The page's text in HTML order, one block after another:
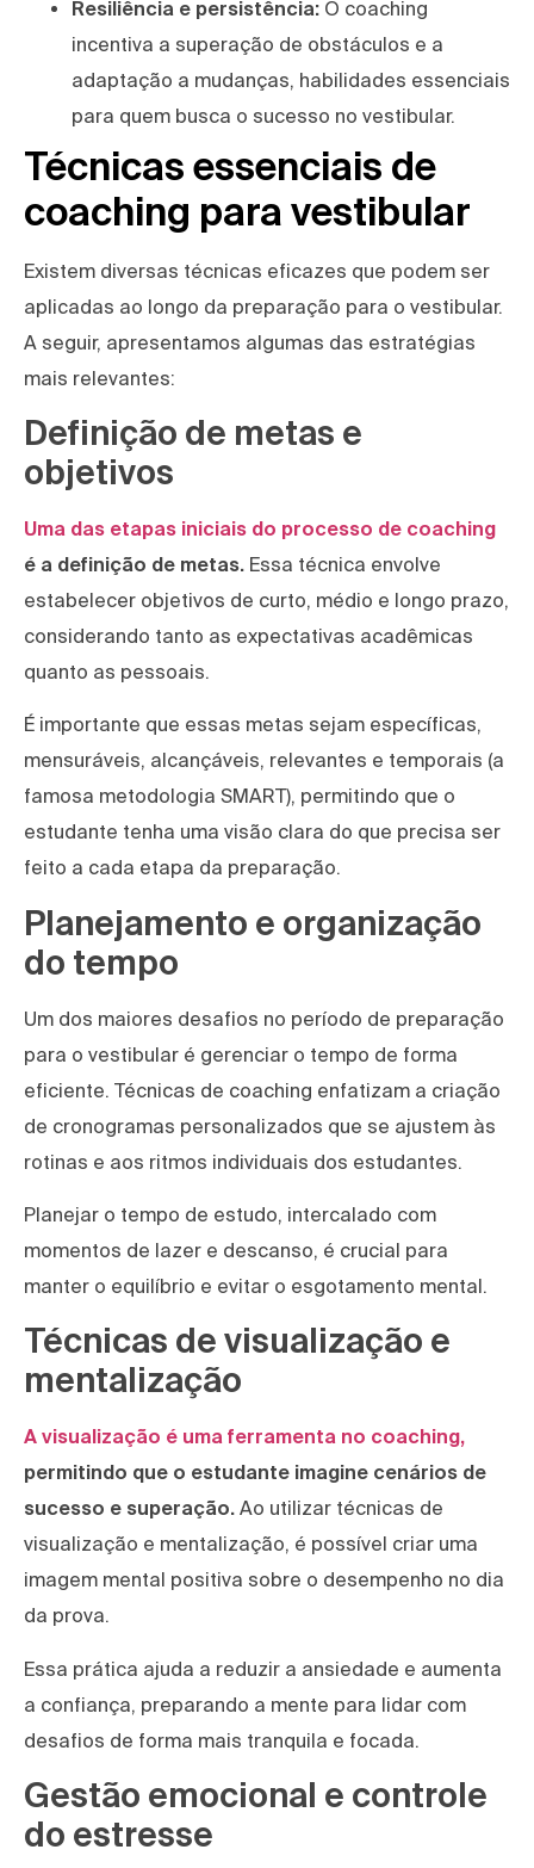
Resiliência e persistência: O coaching
incentiva a superação de obstáculos e a
adaptação a mudanças, habilidades essenciais
para quem busca o sucesso no vestibular.
Técnicas essenciais de
coaching para vestibular
Existem diversas técnicas eficazes que podem ser
aplicadas ao longo da preparação para o vestibular.
A seguir, apresentamos algumas das estratégias
mais relevantes:
Definição de metas e
objetivos
Uma das etapas iniciais do processo de coaching
é a definição de metas. Essa técnica envolve
estabelecer objetivos de curto, médio e longo prazo,
considerando tanto as expectativas acadêmicas
quanto as pessoais.
É importante que essas metas sejam específicas,
mensuráveis, alcançáveis, relevantes e temporais (a
famosa metodologia SMART), permitindo que o
estudante tenha uma visão clara do que precisa ser
feito a cada etapa da preparação.
Planejamento e organização
do tempo
Um dos maiores desafios no período de preparação
para o vestibular é gerenciar o tempo de forma
eficiente. Técnicas de coaching enfatizam a criação
de cronogramas personalizados que se ajustem às
rotinas e aos ritmos individuais dos estudantes.
Planejar o tempo de estudo, intercalado com
momentos de lazer e descanso, é crucial para
manter o equilíbrio e evitar o esgotamento mental.
Técnicas de visualização e
mentalização
A visualização é uma ferramenta no coaching,
permitindo que o estudante imagine cenários de
sucesso e superação. Ao utilizar técnicas de
visualização e mentalização, é possível criar uma
imagem mental positiva sobre o desempenho no dia
da prova.
Essa prática ajuda a reduzir a ansiedade e aumenta
a confiança, preparando a mente para lidar com
desafios de forma mais tranquila e focada.
Gestão emocional e controle
do estresse